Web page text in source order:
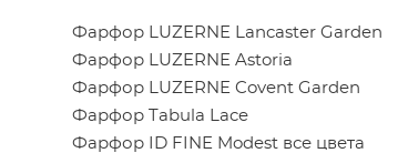
Фарфор LUZERNE Lancaster Garden
Фарфор LUZERNE Astoria
Фарфор LUZERNE Covent Garden
Фарфор Tabula Lace
Фарфор ID FINE Modest все цвета